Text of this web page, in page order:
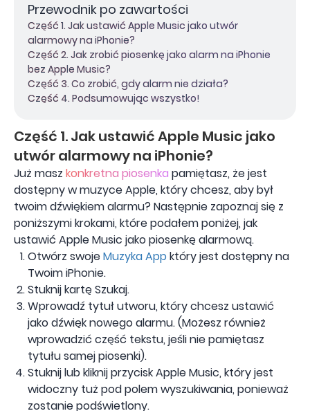
Przewodnik po zawartości
Część 1. Jak ustawić Apple Music jako utwór
alarmowy na iPhonie?
Część 2. Jak zrobić piosenkę jako alarm na iPhonie
bez Apple Music?
Część 3. Co zrobić, gdy alarm nie działa?
Część 4. Podsumowując wszystko!
Część 1. Jak ustawić Apple Music jako
utwór alarmowy na iPhonie?
Już masz konkretna piosenka pamiętasz, że jest
dostępny w muzyce Apple, który chcesz, aby był
twoim dźwiękiem alarmu? Następnie zapoznaj się z
poniższymi krokami, które podałem poniżej, jak
ustawić Apple Music jako piosenkę alarmową.
Otwórz swojeMuzyka Appktóry jest dostępny na
Twoim iPhonie.
Stuknij kartę Szukaj.
Wprowadź tytuł utworu, który chcesz ustawić
jako dźwięk nowego alarmu. (Możesz również
wprowadzić część tekstu, jeśli nie pamiętasz
tytułu samej piosenki).
Stuknij lub kliknij przycisk Apple Music, który jest
widoczny tuż pod polem wyszukiwania, ponieważ
zostanie podświetlony.